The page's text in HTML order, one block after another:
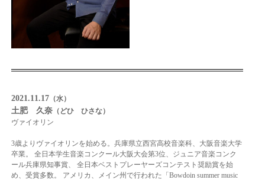
2021.11.17（水）
土肥 久奈（どひ ひさな）
ヴァイオリン
3歳よりヴァイオリンを始める。兵庫県立西宮高校音楽科、大阪音楽大学
卒業。 全日本学生音楽コンクール大阪大会第3位、ジュニア音楽コンク
ール兵庫県知事賞、 全日本ベストプレーヤーズコンテスト奨励賞を始
め、受賞多数。 アメリカ、メイン州で行われた「Bowdoin summer music